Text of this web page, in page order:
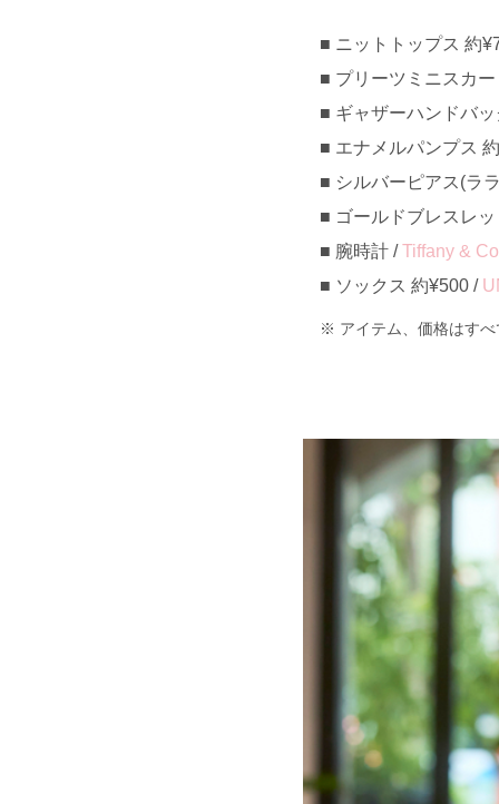
ニットトップス 約
プリーツミニスカ
ギャザーハンドバ
エナメルパンプス
シルバーピアス(ラ
ゴールドブレスレ
腕時計 /Tiffany &
ソックス 約¥500 /
アイテム、価格はす